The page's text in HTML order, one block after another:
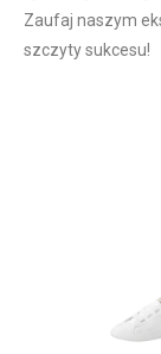
Zaufaj naszym
szczyty sukcesu!